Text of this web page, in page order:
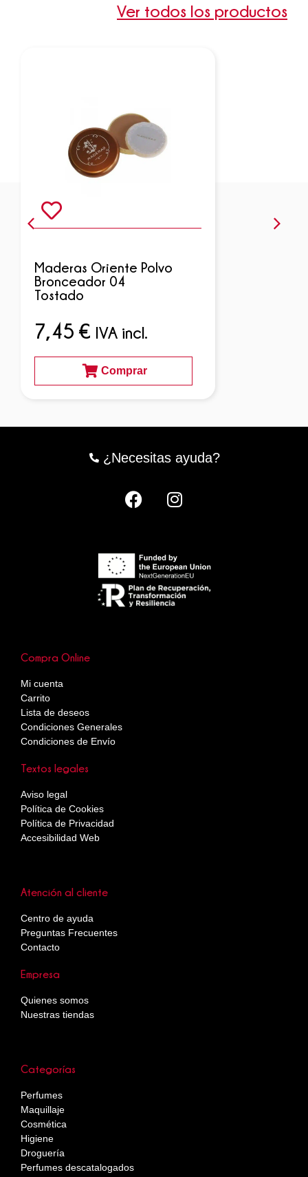
Ver todos los productos
Maderas Oriente Polvo
Bronceador 04
Tostado
7,45€ IVA incl.
Comprar
Categorías
Perfumes
Maquillaje
Cosmética
Higiene
Droguería
Perfumes descatalogados
Atención al cliente
Centro de ayuda
Preguntas Frecuentes
Contacto
Empresa
Quienes somos
Nuestras tiendas
Compra Online
Mi cuenta
Carrito
Lista de deseos
Condiciones Generales
Condiciones de Envío
Textos legales
Aviso legal
Política de Cookies
Política de Privacidad
Accesibilidad Web
¿Necesitas ayuda?